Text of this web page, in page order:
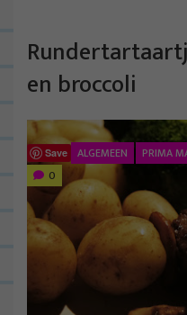
en broccoli
Save ALGEMEEN PRIMA
0